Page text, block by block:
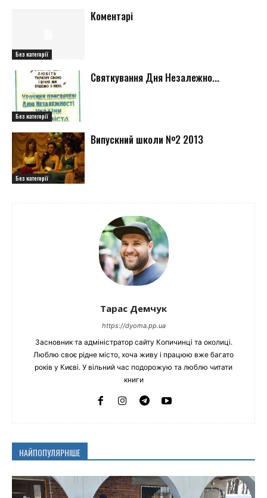
Без категорії
Коментарі
Без категорії
Святкування Дня Незалежно...
Без категорії
Випускний школи №2 2013
Тарас Демчук
https://dyoma.pp.ua
Засновник та адміністратор сайту Копичинці та околиці.
Люблю своє рідне місто, хоча живу і працюю вже багато
років у Києві. У вільний час подорожую та люблю читати
книги
НАЙПОПУЛЯРНІШЕ